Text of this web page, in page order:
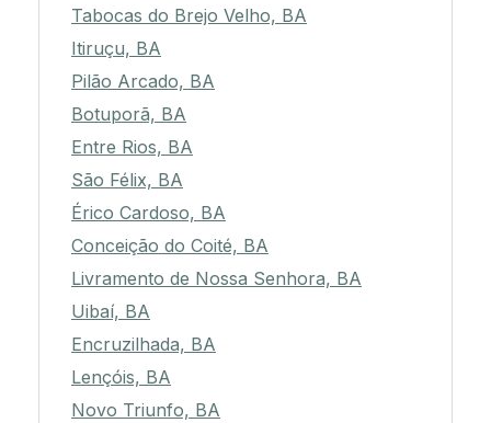
Tabocas do Brejo Velho, BA
Itiruçu, BA
Pilão Arcado, BA
Botuporã, BA
Entre Rios, BA
São Félix, BA
Érico Cardoso, BA
Conceição do Coité, BA
Livramento de Nossa Senhora, BA
Uibaí, BA
Encruzilhada, BA
Lençóis, BA
Novo Triunfo, BA